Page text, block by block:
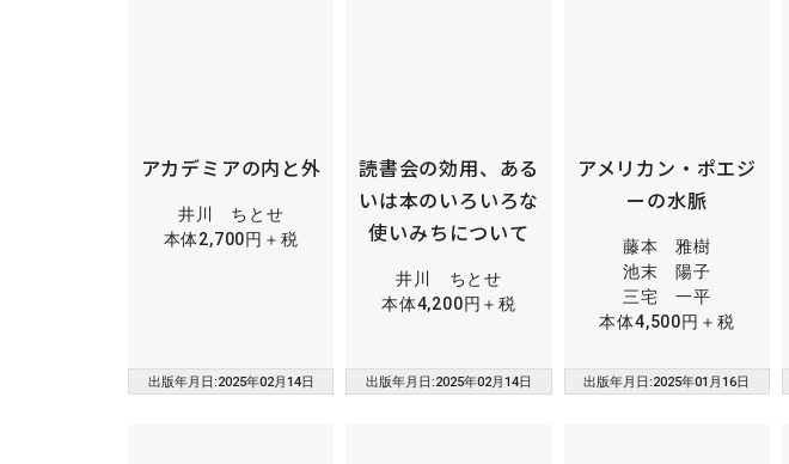
アカデミアの内と外
井川 ちとせ
本体2,700円＋税
出版年月日:2025年02月14日
読書会の効用、ある
いは本のいろいろな
使いみちについて
井川 ちとせ
本体4,200円＋税
出版年月日:2025年02月14日
アメリカン・ポエジ
ーの水脈
藤本 雅樹
池末 陽子
三宅 一平
本体4,500円＋税
出版年月日:2025年01月16日